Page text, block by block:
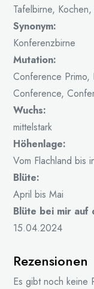
Tafelbirne,
Synonym:
Konferenzbirne
Mutation:
Conference
Conference,
Wuchs:
mittelstark
Höhenlage:
Vom Flachland bis
Blüte:
April bis Mai
Blüte bei mir auf
15.04.2024
Rezensionen
Es gibt noch keine